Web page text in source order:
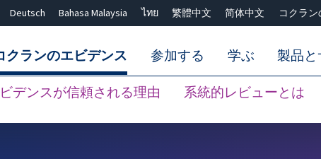
Deutsch Bahasa Malaysia ไทย 繁體中文 简体中文 コクラ
クランのエビデンス
デンスが信頼される理由 系統的レビューとは
参加する 学ぶ 製品と